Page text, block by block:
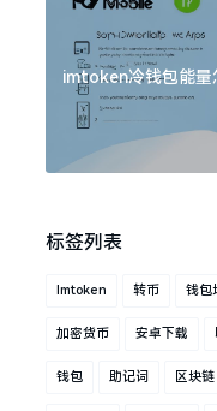
imtoken冷钱包能量
标签列表
Imtoken 转币 钱包
加密货币 安卓下载
钱包 助记词 区块链